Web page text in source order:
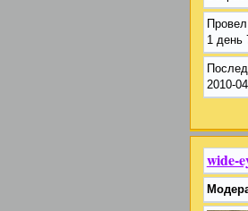
1 день
2010-
wide-